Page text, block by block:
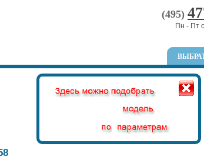
(495)
Пн - Пт